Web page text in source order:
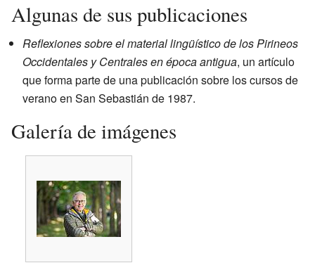
Algunas de sus publicaciones
Reflexiones sobre el material lingüístico de los Pirineos
Occidentales y Centrales en época antigua, un artículo
que forma parte de una publicación sobre los cursos de
verano en San Sebastián de 1987.
Galería de imágenes